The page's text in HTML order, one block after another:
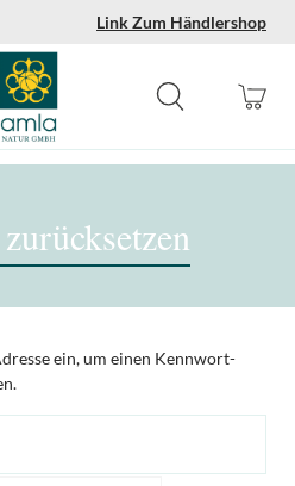
Link Zum Händlershop
ein, um einen Kennwort-